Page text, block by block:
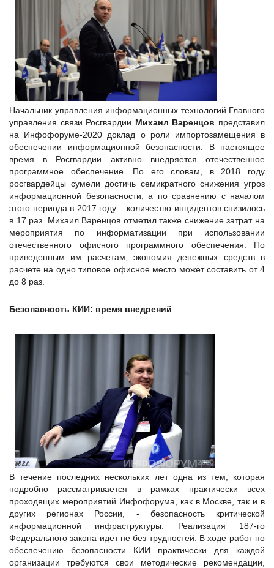
Начальник управления информационных технологий Главного
управления связи Росгвардии Михаил Варенцов представил
на Инфофоруме-2020 доклад о роли импортозамещения в
обеспечении информационной безопасности. В настоящее
время в Росгвардии активно внедряется отечественное
программное обеспечение. По его словам, в 2018 году
росгвардейцы сумели достичь семикратного снижения угроз
информационной безопасности, а по сравнению с началом
этого периода в 2017 году – количество инцидентов снизилось
в 17 раз. Михаил Варенцов отметил также снижение затрат на
мероприятия по информатизации при использовании
отечественного офисного программного обеспечения. По
приведенным им расчетам, экономия денежных средств в
расчете на одно типовое офисное место может составить от 4
до 8 раз.
Безопасность КИИ: время внедрений
В течение последних нескольких лет одна из тем, которая
подробно рассматривается в рамках практически всех
проходящих мероприятий Инфофорума, как в Москве, так и в
других регионах России, - безопасность критической
информационной инфраструктуры. Реализация 187-го
Федерального закона идет не без трудностей. В ходе работ по
обеспечению безопасности КИИ практически для каждой
организации требуются свои методические рекомендации,